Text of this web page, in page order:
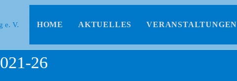
HOME AKTUELLES VERANSTALTUNGEN
26